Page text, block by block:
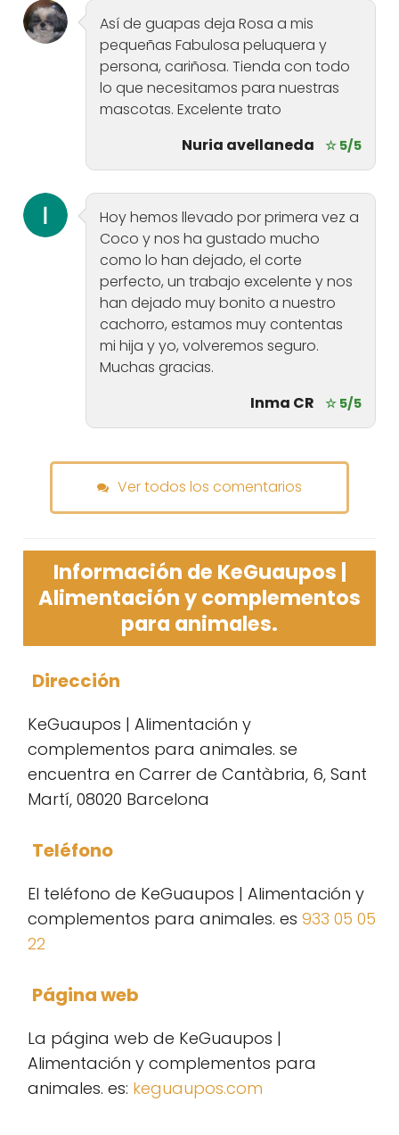
Así de guapas deja Rosa a mis
pequeñas Fabulosa peluquera y
persona, cariñosa. Tienda con todo
lo que necesitamos para nuestras
mascotas. Excelente trato
Nuria avellaneda
☆ 5/5
Hoy hemos llevado por primera vez a
Coco y nos ha gustado mucho
como lo han dejado, el corte
perfecto, un trabajo excelente y nos
han dejado muy bonito a nuestro
cachorro, estamos muy contentas
mi hija y yo, volveremos seguro.
Muchas gracias.
Inma CR
☆ 5/5
Ver todos los comentarios
Información de KeGuaupos |
Alimentación y complementos
para animales.
Dirección
KeGuaupos | Alimentación y
complementos para animales. se
encuentra en Carrer de Cantàbria, 6, Sant
Martí, 08020 Barcelona
Teléfono
El teléfono de KeGuaupos | Alimentación y
complementos para animales. es 933 05 05
22
Página web
La página web de KeGuaupos |
Alimentación y complementos para
animales. es: keguaupos.com